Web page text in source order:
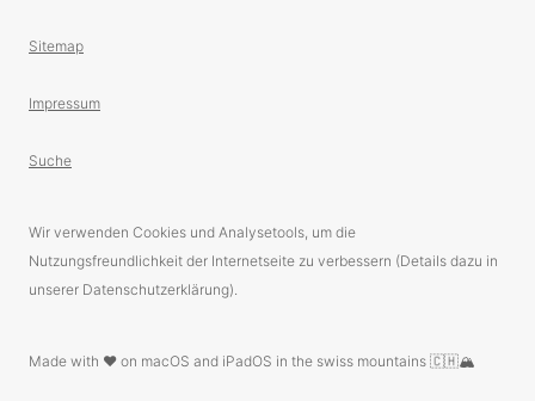
Sitemap
Impressum
Suche
Wir verwenden Cookies und Analysetools, um die
Nutzungsfreundlichkeit der Internetseite zu verbessern (Details dazu in
unserer Datenschutzerklärung).
Made with ❤️ on macOS and iPadOS in the swiss mountains 🇨🇭🏔